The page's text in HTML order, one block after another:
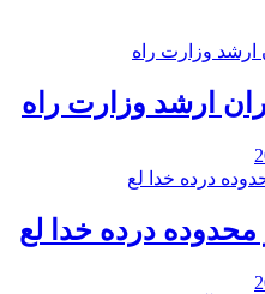
ارشد وزارت راه
درده خدا لع